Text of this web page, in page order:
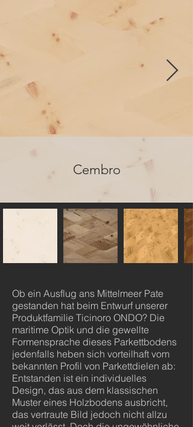
Cembro
Ob ein Ausflug ans Mittelmeer Pate
gestanden hat beim Entwurf unserer
Produktfamilie Ticinoro ONDO? Die
maritime Optik und die gewellte
Formensprache dieses Parkettbodens
jedenfalls heben sich vorteilhaft vom
bekannten Profil von Parkettdielen ab:
Entstanden ist ein individuelles
Design, das aus dem klassischen
Muster eines Holzbodens ausbricht,
das vertraute Bild jedoch nicht allzu